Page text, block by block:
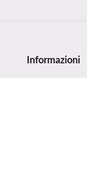
Informazioni